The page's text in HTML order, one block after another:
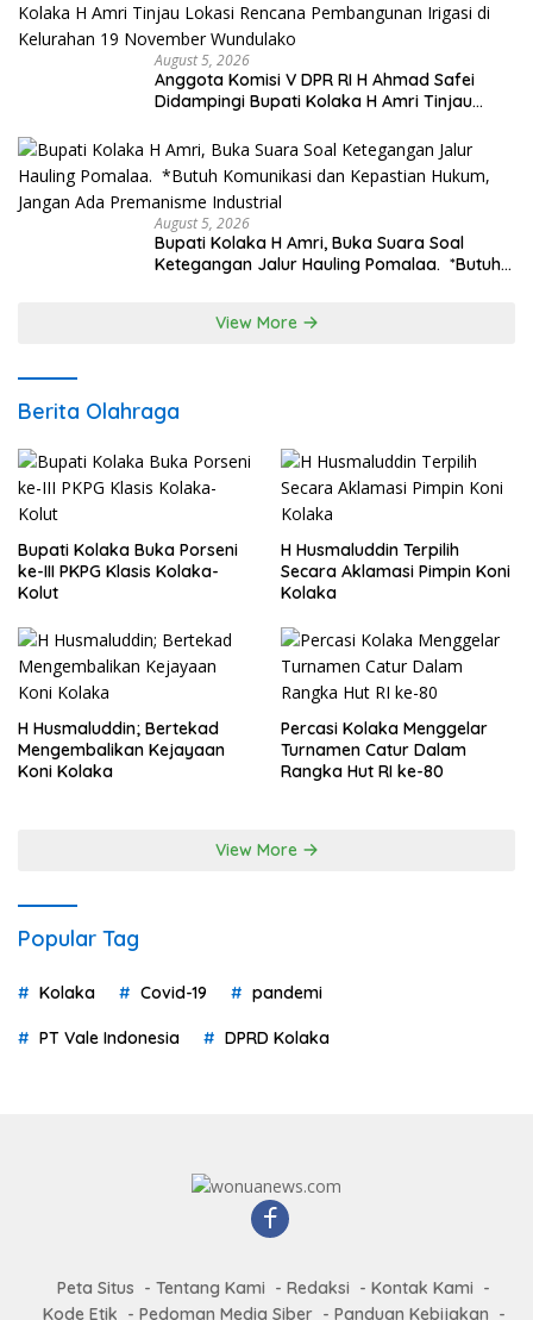
August 5, 2026
Anggota Komisi V DPR RI H Ahmad Safei
Didampingi Bupati Kolaka H Amri Tinjau
Kelurahan 19 November Wundulako
August 5, 2026
Bupati Kolaka H Amri, Buka Suara Soal
Ketegangan Jalur Hauling Pomalaa. *Butuh
View More
Berita Olahraga
Bupati Kolaka Buka Porseni
ke-III PKPG Klasis Kolaka-
Kolut
H Husmaluddin Terpilih
Secara Aklamasi Pimpin Koni
Kolaka
H Husmaluddin; Bertekad
Mengembalikan Kejayaan
Koni Kolaka
Percasi Kolaka Menggelar
Turnamen Catur Dalam
Rangka Hut RI ke-80
View More
Popular Tag
Kolaka Covid-19 pandemi
PT Vale Indonesia DPRD Kolaka
Peta Situs Tentang Kami Redaksi
Kontak Kami
Kode Etik
Pedoman Media Siber Panduan Kebijakan